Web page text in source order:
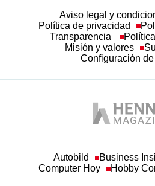
Política de privacidad
Transparencia
Misión y valores
Configuración
Computer Hoy
Hobby